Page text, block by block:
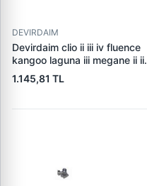
DEVIRDAIM
Devirdaim clio ii iii iv fluence
kangoo laguna iii megane ii iii
scenic ii iii symboll twingo
duster logan sandero micra iii
7701476496 7701473327
1.145,81 TL